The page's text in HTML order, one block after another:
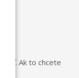
Ak to chcete